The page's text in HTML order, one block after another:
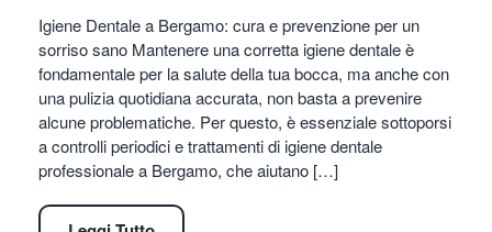
Igiene Dentale a Bergamo: cura e prevenzione per un
sorriso sano Mantenere una corretta igiene dentale è
fondamentale per la salute della tua bocca, ma anche con
una pulizia quotidiana accurata, non basta a prevenire
alcune problematiche. Per questo, è essenziale sottoporsi
a controlli periodici e trattamenti di igiene dentale
professionale a Bergamo, che aiutano […]